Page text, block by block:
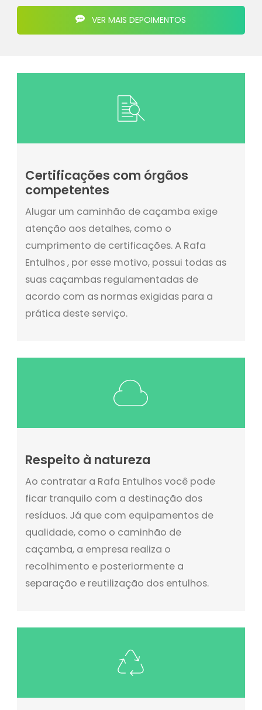
VER MAIS DEPOIMENTOS
Certificações com órgãos
competentes
Alugar um caminhão de caçamba exige
atenção aos detalhes, como o
cumprimento de certificações. A Rafa
Entulhos , por esse motivo, possui todas as
suas caçambas regulamentadas de
acordo com as normas exigidas para a
prática deste serviço.
Respeito à natureza
Ao contratar a Rafa Entulhos você pode
ficar tranquilo com a destinação dos
resíduos. Já que com equipamentos de
qualidade, como o caminhão de
caçamba, a empresa realiza o
recolhimento e posteriormente a
separação e reutilização dos entulhos.